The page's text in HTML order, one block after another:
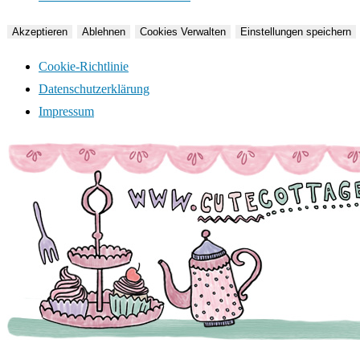
Akzeptieren Ablehnen Cookies Verwalten Einstellungen speichern
Cookie-Richtlinie
Datenschutzerklärung
Impressum
Zum
Inhalt